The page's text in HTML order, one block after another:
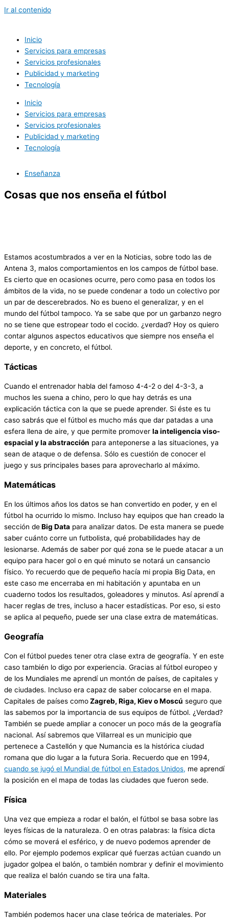
Ir al contenido
Inicio
Servicios para empresas
Servicios profesionales
Publicidad y marketing
Tecnología
Inicio
Servicios para empresas
Servicios profesionales
Publicidad y marketing
Tecnología
Enseñanza
Cosas que nos enseña el fútbol
Estamos acostumbrados a ver en la Noticias, sobre todo las de
Antena 3, malos comportamientos en los campos de fútbol base.
Es cierto que en ocasiones ocurre, pero como pasa en todos los
ámbitos de la vida, no se puede condenar a todo un colectivo por
un par de descerebrados. No es bueno el generalizar, y en el
mundo del fútbol tampoco. Ya se sabe que por un garbanzo negro
no se tiene que estropear todo el cocido. ¿verdad? Hoy os quiero
contar algunos aspectos educativos que siempre nos enseña el
deporte, y en concreto, el fútbol.
Tácticas
Cuando el entrenador habla del famoso 4-4-2 o del 4-3-3, a
muchos les suena a chino, pero lo que hay detrás es una
explicación táctica con la que se puede aprender. Si éste es tu
caso sabrás que el fútbol es mucho más que dar patadas a una
esfera llena de aire, y que permite promover la inteligencia viso-
espacial y la abstracción para anteponerse a las situaciones, ya
sean de ataque o de defensa. Sólo es cuestión de conocer el
juego y sus principales bases para aprovecharlo al máximo.
Matemáticas
En los últimos años los datos se han convertido en poder, y en el
fútbol ha ocurrido lo mismo. Incluso hay equipos que han creado la
sección deBig Data para analizar datos. De esta manera se puede
saber cuánto corre un futbolista, qué probabilidades hay de
lesionarse. Además de saber por qué zona se le puede atacar a un
equipo para hacer gol o en qué minuto se notará un cansancio
físico. Yo recuerdo que de pequeño hacía mi propia Big Data, en
este caso me encerraba en mi habitación y apuntaba en un
cuaderno todos los resultados, goleadores y minutos. Así aprendí a
hacer reglas de tres, incluso a hacer estadísticas. Por eso, si esto
se aplica al pequeño, puede ser una clase extra de matemáticas.
Geografía
Con el fútbol puedes tener otra clase extra de geografía. Y en este
caso también lo digo por experiencia. Gracias al fútbol europeo y
de los Mundiales me aprendí un montón de países, de capitales y
de ciudades. Incluso era capaz de saber colocarse en el mapa.
Capitales de países comoZagreb, Riga, Kiev o Moscú seguro que
las sabemos por la importancia de sus equipos de fútbol. ¿Verdad?
También se puede ampliar a conocer un poco más de la geografía
nacional. Así sabremos que Villarreal es un municipio que
pertenece a Castellón y que Numancia es la histórica ciudad
romana que dio lugar a la futura Soria. Recuerdo que en 1994,
cuando se jugó el Mundial de fútbol en Estados Unidos, me aprendí
la posición en el mapa de todas las ciudades que fueron sede.
Física
Una vez que empieza a rodar el balón, el fútbol se basa sobre las
leyes físicas de la naturaleza. O en otras palabras: la física dicta
cómo se moverá el esférico, y de nuevo podemos aprender de
ello. Por ejemplo podemos explicar qué fuerzas actúan cuando un
jugador golpea el balón, o también nombrar y definir el movimiento
que realiza el balón cuando se tira una falta.
Materiales
También podemos hacer una clase teórica de materiales. Por